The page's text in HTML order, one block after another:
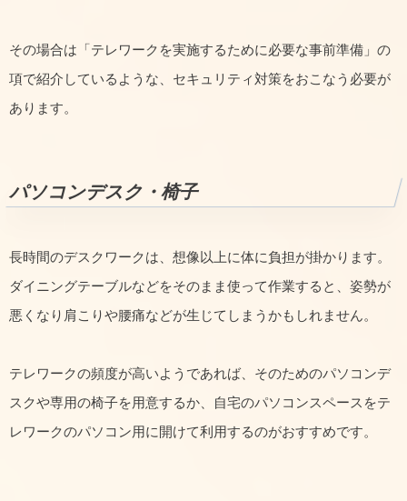
その場合は「テレワークを実施するために必要な事前準備」の
項で紹介しているような、セキュリティ対策をおこなう必要が
あります。
パソコンデスク・椅子
長時間のデスクワークは、想像以上に体に負担が掛かります。
ダイニングテーブルなどをそのまま使って作業すると、姿勢が
悪くなり肩こりや腰痛などが生じてしまうかもしれません。
テレワークの頻度が高いようであれば、そのためのパソコンデ
スクや専用の椅子を用意するか、自宅のパソコンスペースをテ
レワークのパソコン用に開けて利用するのがおすすめです。